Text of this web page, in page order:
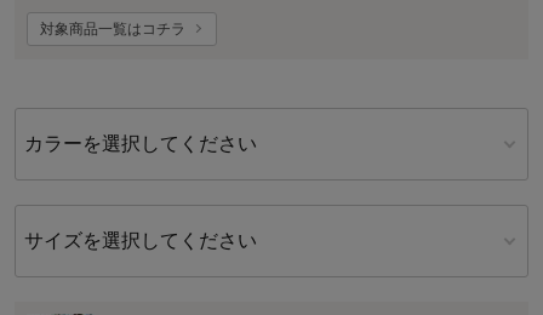
対象商品一覧はコチラ
カラーを選択してください
サイズを選択してください